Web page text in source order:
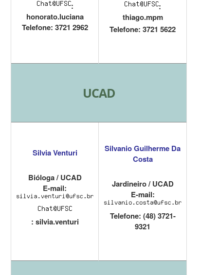
:
honorato.luciana
Telefone: 3721 2962
:
thiago.mpm
Telefone: 3721 5622
UCAD
Silvia Venturi
Bióloga / UCAD
E-mail:
: silvia.venturi
Silvanio Guilherme Da
Costa
Jardineiro / UCAD
E-mail:
Telefone: (48) 3721-
9321